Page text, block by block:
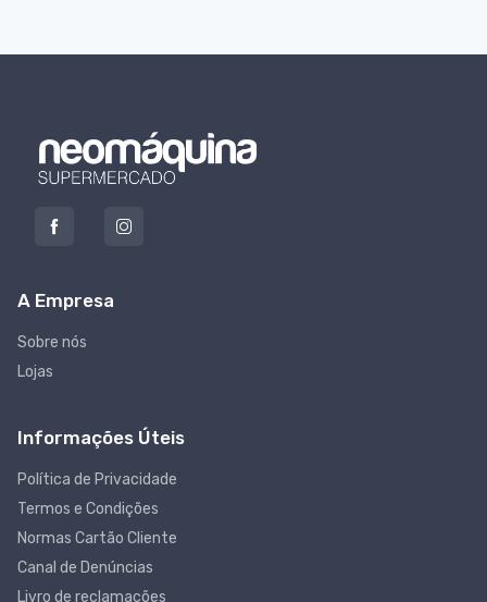
A Empresa
Sobre nós
Lojas
Informações Úteis
Política de Privacidade
Termos e Condições
Normas Cartão Cliente
Canal de Denúncias
Livro de reclamações